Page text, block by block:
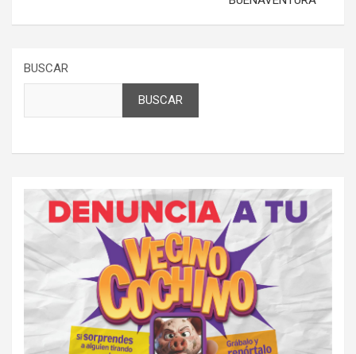
BUSCAR
BUSCAR